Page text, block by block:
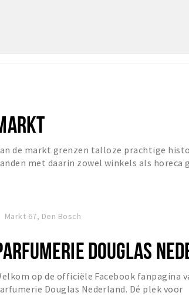
de markt grenzen talloze prachtige
met daarin zowel winkels als horeca
Markt 67, Den Bosch
DOUGLAS
op de officiële Facebook fanpagina
Douglas Nederland. Dé plek voor